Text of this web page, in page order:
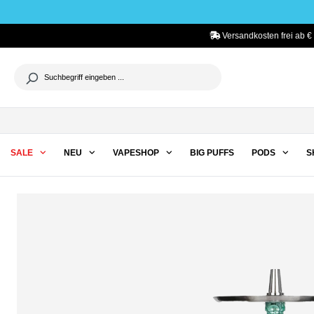
Versandkosten frei ab €
SALE NEU VAPESHOP BIG PUFFS PODS